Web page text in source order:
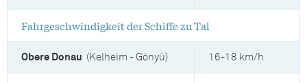
Fahrgeschwindigkeit der Schiffe zu Tal
Obere Donau (Kelheim - Gönyü) 16-18 km/h